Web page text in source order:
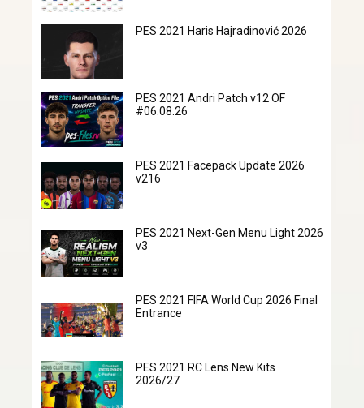
PES 2021 Haris Hajradinović 2026
PES 2021 Andri Patch v12 OF
#06.08.26
PES 2021 Facepack Update 2026
v216
PES 2021 Next-Gen Menu Light 2026
v3
PES 2021 FIFA World Cup 2026 Final
Entrance
PES 2021 RC Lens New Kits
2026/27